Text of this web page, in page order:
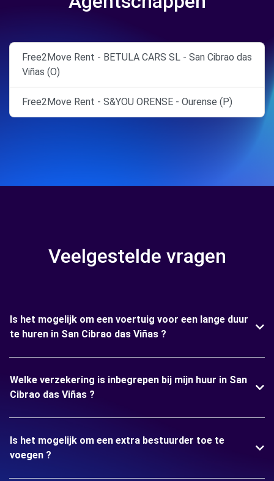
Free2Move Rent - BETULA CARS SL - San Cibrao das
Viñas (O)
Free2Move Rent - S&YOU ORENSE - Ourense (P)
Veelgestelde vragen
Is het mogelijk om een voertuig voor een lange duur
te huren in San Cibrao das Viñas ?
Welke verzekering is inbegrepen bij mijn huur in San
Cibrao das Viñas ?
Is het mogelijk om een extra bestuurder toe te
voegen ?